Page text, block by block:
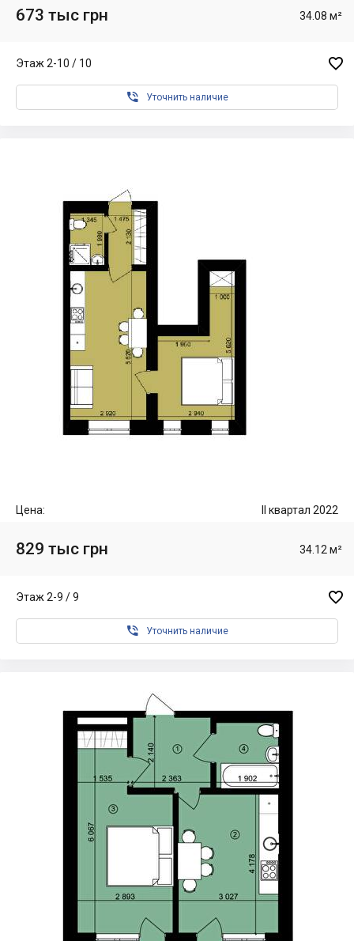
673 тыс грн 34.08 м²
Этаж 2-10 / 10 
 Уточнить наличие
Цена: II квартал 2022
829 тыс грн 34.12 м²
Этаж 2-9 / 9 
 Уточнить наличие